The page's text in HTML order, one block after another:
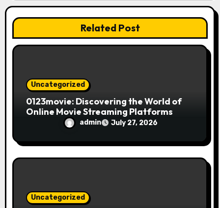
i
o
n
Related Post
Uncategorized
0123movie: Discovering the World of
Online Movie Streaming Platforms
admin July 27, 2026
Uncategorized